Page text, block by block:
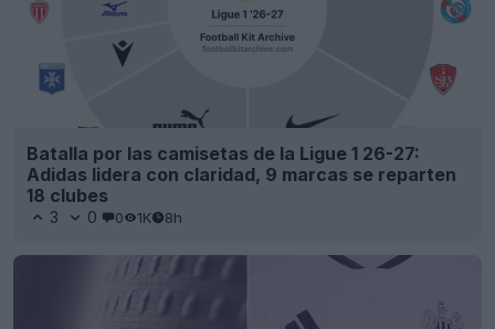
Batalla por las camisetas de la Ligue 1 26-27:
Adidas lidera con claridad, 9 marcas se reparten
18 clubes
3 0 0 1K 8h